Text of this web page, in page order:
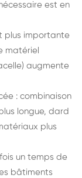
est en
plus importante
matériel
augmente
: combinaison
longue, dard
plus
un temps de
bâtiments